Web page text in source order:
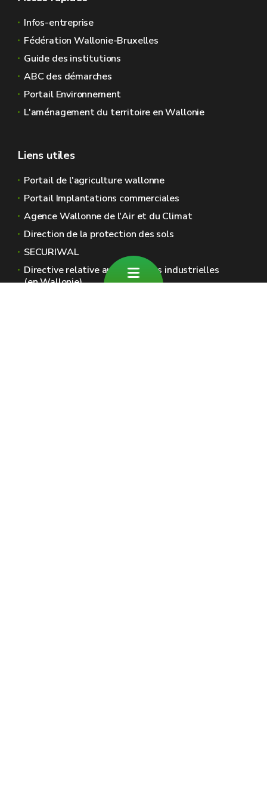
Infos-entreprise
Fédération Wallonie-Bruxelles
Guide des institutions
ABC des démarches
Portail Environnement
L'aménagement du territoire en Wallonie
Liens utiles
Portail de l'agriculture wallonne
Portail Implantations commerciales
Agence Wallonne de l'Air et du Climat
Direction de la protection des sols
SECURIWAL
Directive relative aux émissions industrielles
(en Wallonie)